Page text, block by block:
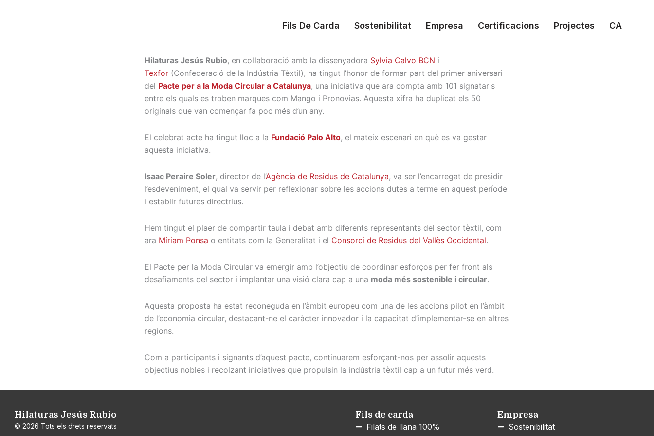
Fils De Carda Sostenibilitat Empresa Certificacions Projectes CA
Hilaturas Jesús Rubio, en col·laboració amb la dissenyadora Sylvia Calvo BCN i
Texfor (Confederació de la Indústria Tèxtil), ha tingut l’honor de formar part del primer aniversari
del Pacte per a la Moda Circular a Catalunya, una iniciativa que ara compta amb 101 signataris
entre els quals es troben marques com Mango i Pronovias. Aquesta xifra ha duplicat els 50
originals que van començar fa poc més d’un any.
El celebrat acte ha tingut lloc a la Fundació Palo Alto, el mateix escenari en què es va gestar
aquesta iniciativa.
Isaac Peraire Soler, director de l’Agència de Residus de Catalunya, va ser l’encarregat de presidir
l’esdeveniment, el qual va servir per reflexionar sobre les accions dutes a terme en aquest període
i establir futures directrius.
Hem tingut el plaer de compartir taula i debat amb diferents representants del sector tèxtil, com
ara Míriam Ponsa o entitats com la Generalitat i el Consorci de Residus del Vallès Occidental.
El Pacte per la Moda Circular va emergir amb l’objectiu de coordinar esforços per fer front als
desafiaments del sector i implantar una visió clara cap a una moda més sostenible i circular.
Aquesta proposta ha estat reconeguda en l’àmbit europeu com una de les accions pilot en l’àmbit
de l’economia circular, destacant-ne el caràcter innovador i la capacitat d’implementar-se en altres
regions.
Com a participants i signants d’aquest pacte, continuarem esforçant-nos per assolir aquests
objectius nobles i recolzant iniciatives que propulsin la indústria tèxtil cap a un futur més verd.
Hilaturas Jesús Rubio
© 2026 Tots els drets reservats
Fils de carda
Filats de llana 100%
Empresa
Sostenibilitat